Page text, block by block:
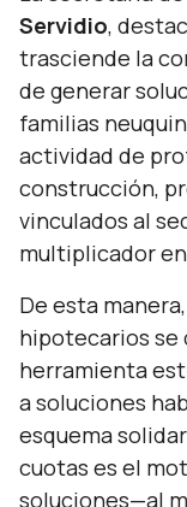
Servidio,
trasciende la
de generar
familias
actividad de
construcción,
vinculados al
multiplicador
De esta
hipotecarios se
herramienta
a soluciones
esquema
cuotas es el
soluciones—al